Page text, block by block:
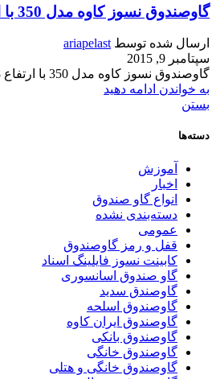
گاوصندوق نسوز کاوه مدل 350 با ارتفاع 73 سانتی عرض 50
ارسال شده توسط ariapelast
سپتامبر 9, 2015
گاوصندوق نسوز کاوه مدل 350 با ارتفاع 73 سانتی عرض 50 سانتی عمق 58.5 سانتی و وزن 277 کیلوگرمی مناسب برای فروشگاه ها شرکت ها و منازل دارا...
به خواندن ادامه دهید
بستن
دسته‌ها
آموزش
اخبار
انواع گاو صندوق
دسته‌بندی نشده
عمومی
قفل و رمز گاوصندوق
کابینت نسوز فایلینگ اسناد
گاو صندوق اسانسوری
گاوصندق سدید
گاوصندوق اسلحه
گاوصندوق ایران کاوه
گاوصندوق بانکی
گاوصندوق خانگی
گاوصندوق خانگی و هتلی